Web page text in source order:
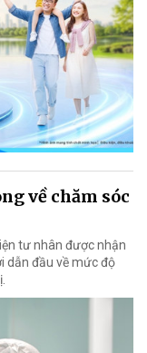
về chăm sóc
tư nhân được nhận
dẫn đầu về mức độ